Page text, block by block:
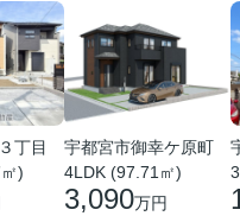
丁目
)
宇都宮市御幸ケ原町
4LDK (97.71㎡)
3,090万円